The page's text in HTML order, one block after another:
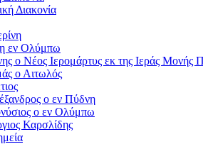
Διακονία
εν Ολύμπω
ο Νέος Ιερομάρτυς εκ της Ιεράς Μονής
ο Αιτωλός
ο εν Πύδνη
ο εν Ολύμπω
Καρσλίδης